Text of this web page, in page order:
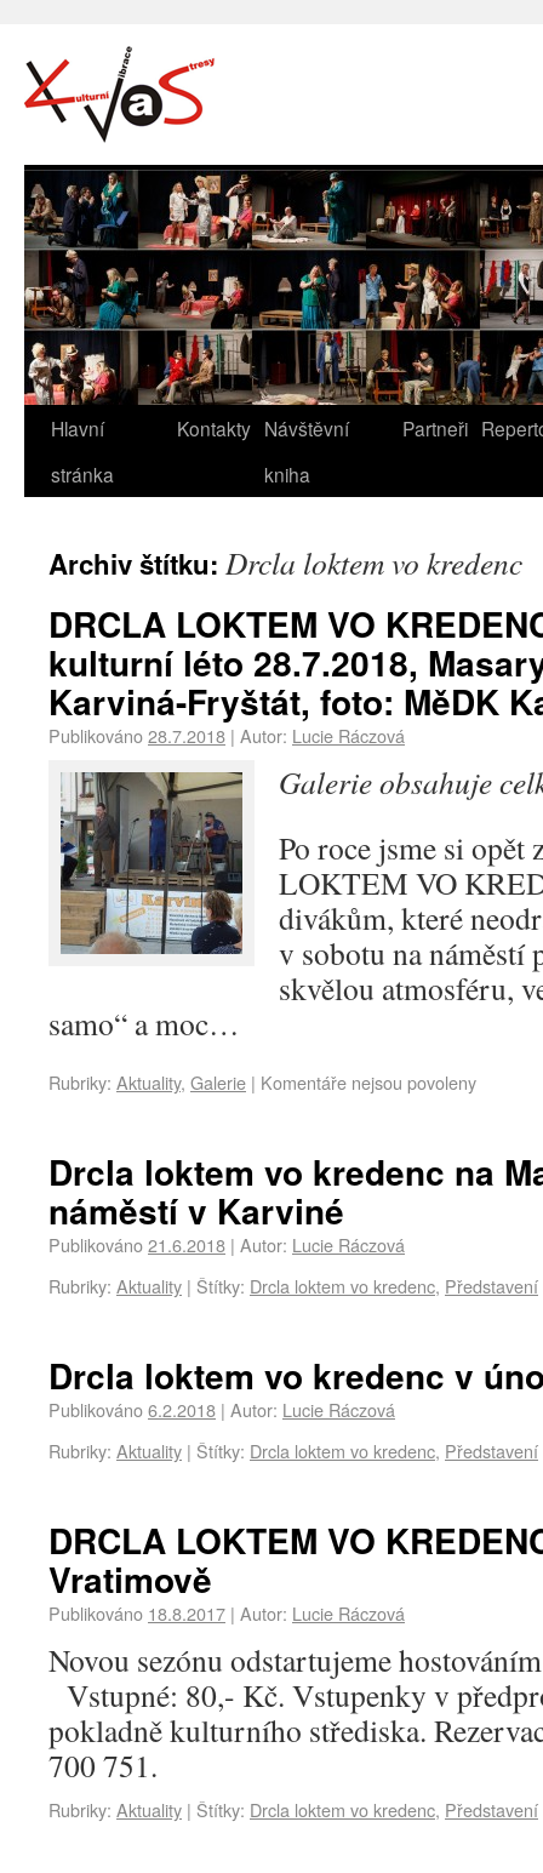
Hlavní
stránka
Kontakty Návštěvní
kniha
Partneři
Archiv štítku: Drcla loktem vo kredenc
DRCLA LOKTEM VO
kulturní léto 28.7.2018,
Karviná-Fryštát, foto: MěDK
Publikováno28.7.2018 | Autor: Lucie Ráczová
Galerie obsahuje
Po roce jsme si
LOKTEM VO
divákům, které
v sobotu na
skvělou atmosféru,
samo“ a moc…
Rubriky: Aktuality, Galerie | Komentáře nejsou povoleny
Drcla loktem vo kredenc na
náměstí v Karviné
Publikováno21.6.2018 | Autor: Lucie Ráczová
Rubriky: Aktuality | Štítky: Drcla loktem vo kredenc, Představení
Drcla loktem vo kredenc v
Publikováno6.2.2018 | Autor: Lucie Ráczová
Rubriky: Aktuality | Štítky: Drcla loktem vo kredenc, Představení
DRCLA LOKTEM VO
Vratimově
Publikováno 18.8.2017 | Autor: Lucie Ráczová
Novou sezónu odstartujeme
Vstupné: 80,- Kč. Vstupenky v
pokladně kulturního střediska.
700 751.
Rubriky: Aktuality | Štítky: Drcla loktem vo kredenc, Představení